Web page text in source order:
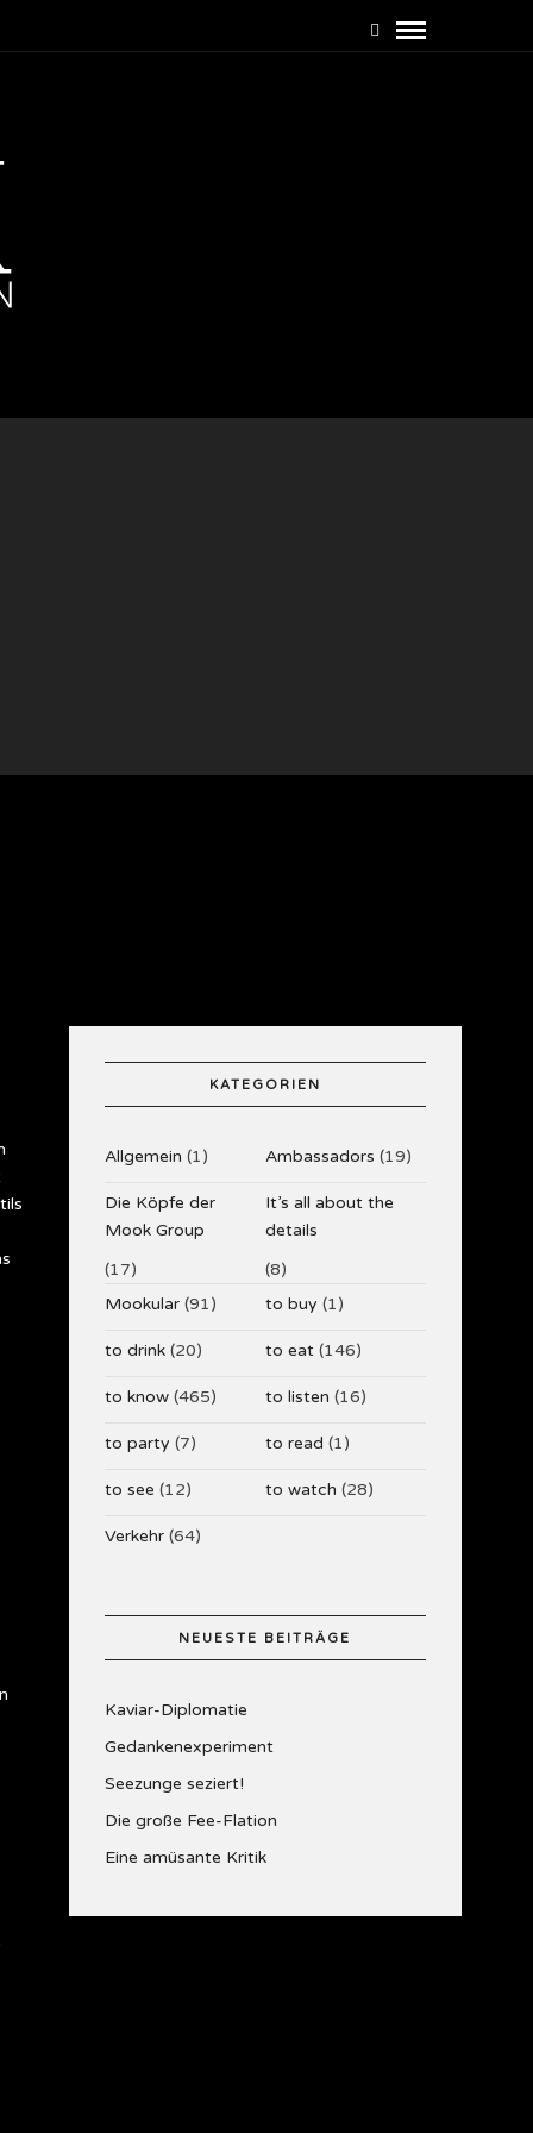
KATEGORIEN
Allgemein (1) Ambassadors (19)
Die Köpfe der
Mook Group
(17)
It’s all about the
details
(8)
Mookular(91) to buy (1)
to drink(20) to eat(146)
to know(465) to listen (16)
to party (7) to read (1)
to see (12) to watch (28)
Verkehr(64)
NEUESTE BEITRÄGE
Kaviar-Diplomatie
Gedankenexperiment
Seezunge seziert!
Die große Fee-Flation
Eine amüsante Kritik